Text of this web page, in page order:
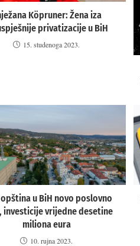
Köpruner: Žena iza
privatizacije u BiH
15. studenoga 2023.
u BiH novo poslovno
investicije vrijedne desetine
miliona eura
10. rujna 2023.